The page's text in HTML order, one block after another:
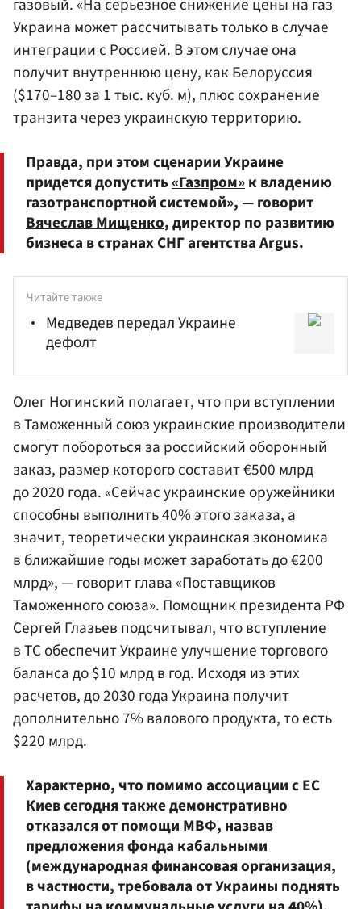
газовый. «На серьезное снижение цены на газ
Украина может рассчитывать только в случае
интеграции с Россией. В этом случае она
получит внутреннюю цену, как Белоруссия
($170–180 за 1 тыс. куб. м), плюс сохранение
транзита через украинскую территорию.
Правда, при этом сценарии Украине
придется допустить«Газпром»к владению
газотранспортной системой», — говорит
Вячеслав Мищенко, директор по развитию
бизнеса в странах СНГ агентства Argus.
Читайте также
Медведев передал Украине
дефолт
Олег Ногинский полагает, что при вступлении
в Таможенный союз украинские производители
смогут побороться за российский оборонный
заказ, размер которого составит €500 млрд
до 2020 года. «Сейчас украинские оружейники
способны выполнить 40% этого заказа, а
значит, теоретически украинская экономика
в ближайшие годы может заработать до €200
млрд», — говорит глава «Поставщиков
Таможенного союза». Помощник президента РФ
Сергей Глазьев подсчитывал, что вступление
в ТС обеспечит Украине улучшение торгового
баланса до $10 млрд в год. Исходя из этих
расчетов, до 2030 года Украина получит
дополнительно 7% валового продукта, то есть
$220 млрд.
Характерно, что помимо ассоциации с ЕС
Киев сегодня также демонстративно
отказался от помощиМВФ, назвав
предложения фонда кабальными
(международная финансовая организация,
в частности, требовала от Украины поднять